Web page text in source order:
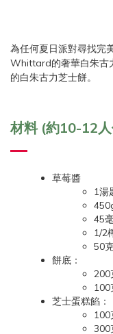
為任何夏日派對尋找完
Whittard的奢華白朱古
的白朱古力芝士餅。
材料 (約10-12
草莓醬
1湯
45
1/2
50
餅底：
200
100
芝士蛋糕餡：
100
300